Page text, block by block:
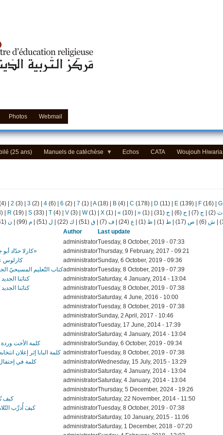
Photos Webmail
(25 ans) Manuels de catéchèse Echos CATA Woujouh Hiwaria
| 2 (3) | 3 (2) | 4 (6) | 6 (2) | 7 (1) | A(18) | B (4) | C (178) | D (11) | E (139) | F (16) | G
| R (19) | S (33) | T (4) | V (3) | W(1) | X (1) | « (10) | » (1) | ث (2)
| ج (7)
| ح (6)
| خ (31)
| ش (6)
| ص (17)
| ط (1)
| ظ (1)
| ع (24)
| ف (7)
| ق (51)
| ك (22)
| ل (51)
| م (99)
| ن (41)
Author
Last update
administratorTuesday, 8 October, 2019 - 07:33
كارلا حدّاد أبو جودة: «تعلّمت في حياتي أهميّة الصّدق»
administratorThursday, 9 February, 2017 - 09:21
كارلوس
administratorSunday, 6 October, 2019 - 09:36
كتاب التّعليم المسيحيّadministratorTuesday, 8 October, 2019 - 07:39
كتابَنا
administratorSaturday, 4 January, 2014 - 13:04
كتابَنا
administratorTuesday, 8 October, 2019 - 07:38
administratorSaturday, 4 June, 2016 - 10:00
administratorTuesday, 8 October, 2019 - 07:38
administratorSunday, 2 April, 2017 - 10:46
administratorTuesday, 17 June, 2014 - 17:39
administratorSaturday, 4 January, 2014 - 13:04
كلمة الأخت
administratorSunday, 6 October, 2019 - 09:34
كلمة البابا إثر إعلان administratorTuesday, 8 October, 2019 - 07:38
كلمة في إحتفال
administratorWednesday, 15 July, 2015 - 13:29
administratorSaturday, 4 January, 2014 - 13:04
administratorSaturday, 4 January, 2014 - 13:04
administratorThursday, 5 December, 2024 - 19:26
كيف
administratorSaturday, 22 November, 2014 - 11:50
كيفَ أُدرِّب التّلاميذ
administratorTuesday, 8 October, 2019 - 07:38
administratorSaturday, 10 January, 2015 - 11:06
administratorSaturday, 1 December, 2018 - 07:20